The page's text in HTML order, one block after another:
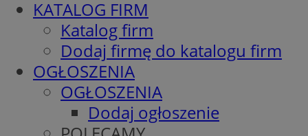
KATALOG FIRM
Katalog firm
Dodaj firmę do katalogu firm
OGŁOSZENIA
OGŁOSZENIA
Dodaj ogłoszenie